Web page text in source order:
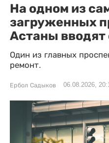
На одном из
загруженных
Астаны вводят
Один из главных
ремонт.
Ербол Садыков 06.08.2026,